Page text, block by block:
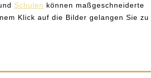
Schulen können maßgeschneiderte
Klick auf die Bilder gelangen Sie zu